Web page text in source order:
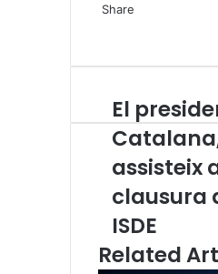
h
s
p
e
g
m
Share
a
A
l
g
r
a
m
a
e
v
i
a
m
a
l
i
tE
l
p
r
s
i
d
e
El
assisteix
clausura
ISDE
Related